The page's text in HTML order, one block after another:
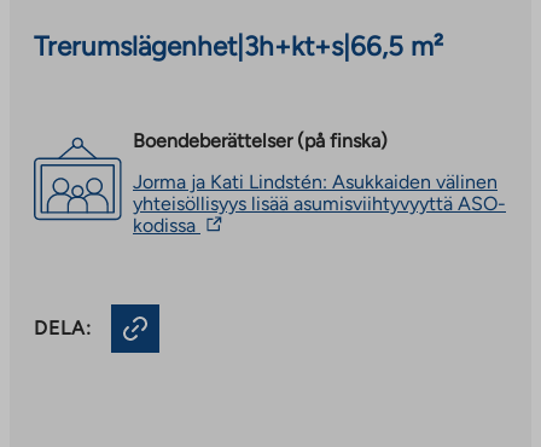
Trerumslägenhet| 3h+kt+s| 66,5 m²
Boendeberättelser (på finska)
Jorma ja Kati Lindstén: Asukkaiden välinen
yhteisöllisyys lisää asumisviihtyvyyttä ASO-
kodissa The
DELA: